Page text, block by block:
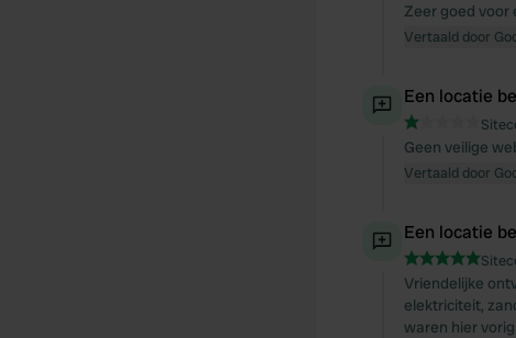
Zeer goed voor
Vertaald door
Een locatie
Geen veilige
Vertaald door
Een locatie
Vriendelijke
elektriciteit,
waren hier